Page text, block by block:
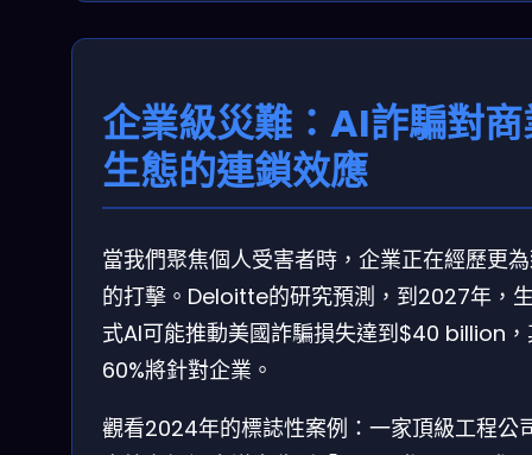
企業級災難：AI詐騙對
生態的連鎖效應
當我們聚焦個人受害者時，企業正在經歷更
的打擊。Deloitte的研究預測，到2027年，
式AI可能推動美國詐騙損失達到$40 billion
60%將針對企業。
觀看2024年的標誌性案例：一家頂級工程公